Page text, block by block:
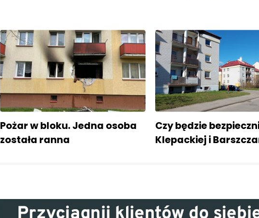
Pożar w bloku. Jedna osoba
została ranna
Czy będzie
Klepackiej i